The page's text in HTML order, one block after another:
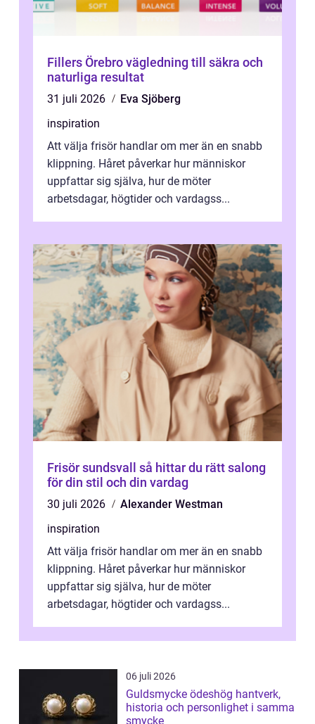
Fillers Örebro vägledning till säkra och
naturliga resultat
31 juli 2026
Eva Sjöberg
inspiration
Att välja frisör handlar om mer än en snabb
klippning. Håret påverkar hur människor
uppfattar sig själva, hur de möter
arbetsdagar, högtider och vardagss...
Frisör sundsvall så hittar du rätt salong
för din stil och din vardag
30 juli 2026
Alexander Westman
inspiration
Att välja frisör handlar om mer än en snabb
klippning. Håret påverkar hur människor
uppfattar sig själva, hur de möter
arbetsdagar, högtider och vardagss...
06 juli 2026
Guldsmycke ödeshög hantverk,
historia och personlighet i samma
smycke